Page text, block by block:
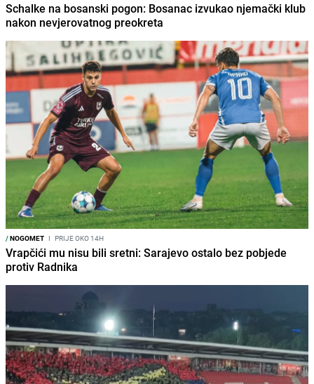
Schalke na bosanski pogon: Bosanac izvukao njemački klub
nakon nevjerovatnog preokreta
/NOGOMET I PRIJE OKO 14H
Vrapčići mu nisu bili sretni: Sarajevo ostalo bez pobjede
protiv Radnika